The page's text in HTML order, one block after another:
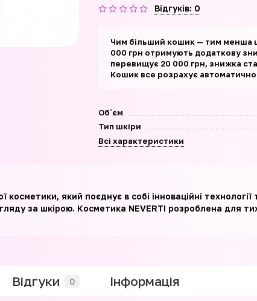
Відгуків: 0
Чим більший кошик — тим менша
000 грн отримують додаткову
перевищує 20 000 грн, знижка
Кошик все розрахує
Об`єм
Тип шкіри
Всі характеристики
косметики, який поєднує в собі інноваційні
за шкірою. Косметика NEVERTI розроблена для
Відгуки 0 Iнформація